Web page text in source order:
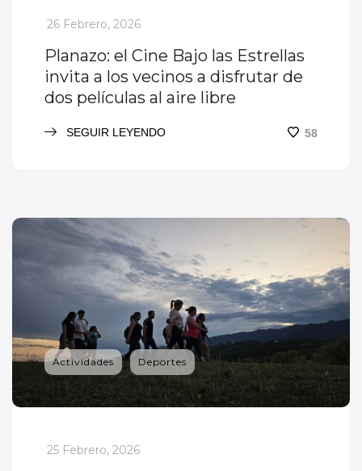
_
26 Febrero, 2026
Planazo: el Cine Bajo las Estrellas
invita a los vecinos a disfrutar de
dos películas al aire libre
SEGUIR LEYENDO 58
Actividades Deportes
_
25 Febrero, 2026